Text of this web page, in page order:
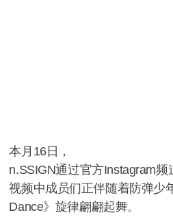
本月16日，
n.SSIGN通过官方Instagram频
视频中成员们正伴随着防弹少
Dance》旋律翩翩起舞。